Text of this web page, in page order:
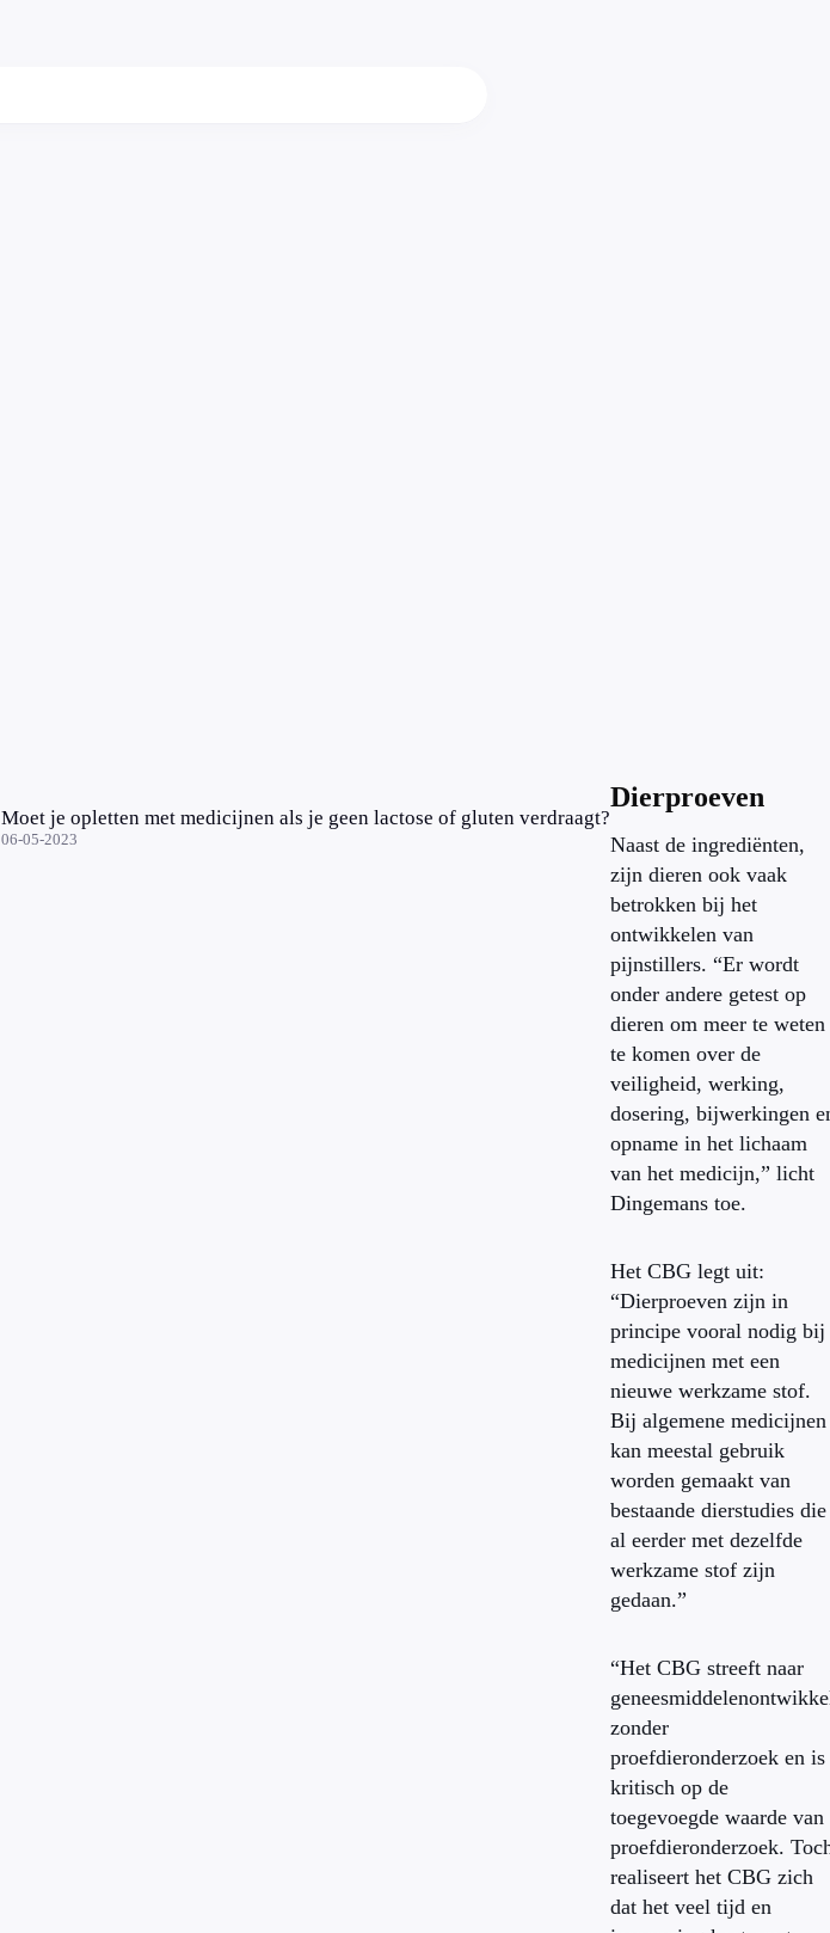
Moet je opletten met medicijnen als je geen lactose of gluten verdraagt?
06-05-2023
Dierproeven
Naast de ingrediënten,
zijn dieren ook vaak
betrokken bij het
ontwikkelen van
pijnstillers. “Er wordt
onder andere getest op
dieren om meer te weten
te komen over de
veiligheid, werking,
dosering, bijwerkingen
opname in het lichaam
van het medicijn,” licht
Dingemans toe.
Het CBG legt uit:
“Dierproeven zijn in
principe vooral nodig bij
medicijnen met een
nieuwe werkzame stof.
Bij algemene medicijnen
kan meestal gebruik
worden gemaakt van
bestaande dierstudies die
al eerder met dezelfde
werkzame stof zijn
gedaan.”
“Het CBG streeft naar
zonder
proefdieronderzoek en is
kritisch op de
toegevoegde waarde van
proefdieronderzoek.
realiseert het CBG zich
dat het veel tijd en